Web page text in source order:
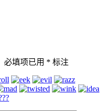
必填项已用 * 标注